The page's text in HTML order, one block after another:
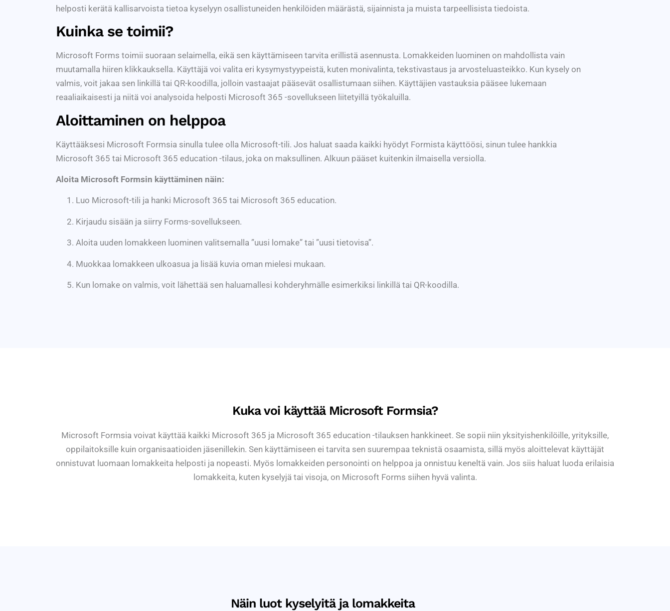
helposti kerätä kallisarvoista tietoa kyselyyn osallistuneiden henkilöiden määrästä, sijainnista ja muista tarpeellisista tiedoista.
Kuinka se toimii?
Microsoft Forms toimii suoraan selaimella, eikä sen käyttämiseen tarvita erillistä asennusta. Lomakkeiden luominen on mahdollista vain
muutamalla hiiren klikkauksella. Käyttäjä voi valita eri kysymystyypeistä, kuten monivalinta, tekstivastaus ja arvosteluasteikko. Kun kysely on
valmis, voit jakaa sen linkillä tai QR-koodilla, jolloin vastaajat pääsevät osallistumaan siihen. Käyttäjien vastauksia pääsee lukemaan
reaaliaikaisesti ja niitä voi analysoida helposti Microsoft 365 -sovellukseen liitetyillä työkaluilla.
Aloittaminen on helppoa
Käyttääksesi Microsoft Formsia sinulla tulee olla Microsoft-tili. Jos haluat saada kaikki hyödyt Formista käyttöösi, sinun tulee hankkia
Microsoft 365 tai Microsoft 365 education -tilaus, joka on maksullinen. Alkuun pääset kuitenkin ilmaisella versiolla.
Aloita Microsoft Formsin käyttäminen näin:
Luo Microsoft-tili ja hanki Microsoft 365 tai Microsoft 365 education.
Kirjaudu sisään ja siirry Forms-sovellukseen.
Aloita uuden lomakkeen luominen valitsemalla ”uusi lomake” tai ”uusi tietovisa”.
Muokkaa lomakkeen ulkoasua ja lisää kuvia oman mielesi mukaan.
Kun lomake on valmis, voit lähettää sen haluamallesi kohderyhmälle esimerkiksi linkillä tai QR-koodilla.
Kuka voi käyttää Microsoft Formsia?
Microsoft Formsia voivat käyttää kaikki Microsoft 365 ja Microsoft 365 education -tilauksen hankkineet. Se sopii niin yksityishenkilöille, yrityksille,
oppilaitoksille kuin organisaatioiden jäsenillekin. Sen käyttämiseen ei tarvita sen suurempaa teknistä osaamista, sillä myös aloittelevat käyttäjät
onnistuvat luomaan lomakkeita helposti ja nopeasti. Myös lomakkeiden personointi on helppoa ja onnistuu keneltä vain. Jos siis haluat luoda erilaisia
lomakkeita, kuten kyselyjä tai visoja, on Microsoft Forms siihen hyvä valinta.
Näin luot kyselyitä ja lomakkeita